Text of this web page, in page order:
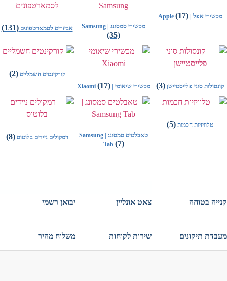
מכשירי אפל | Apple(17)
מכשירי סמסונג | Samsung
(35)
אביזרים לסמארטפונים(131)
קונסולות סוני פלייסטיישן (3) מכשירי שיאומי | Xiaomi(17)
קורקינטים חשמליים(2)
טלוויזיות חכמות (5)
טאבלטים סמסונג | Samsung
Tab (7)
רמקולים ניידים בלוטוס(8)
קנייה בטוחה צאט אונליין יבואן רשמי
מעבדת תיקונים שירות לקוחות משלוח מהיר